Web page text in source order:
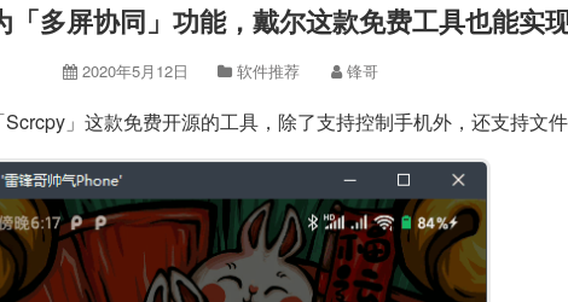
「多屏协同」功能，戴尔这款免费工具也能实
2020年5月12日 软件推荐 锋哥
」这款免费开源的工具，除了支持控制手机外，还支持文件